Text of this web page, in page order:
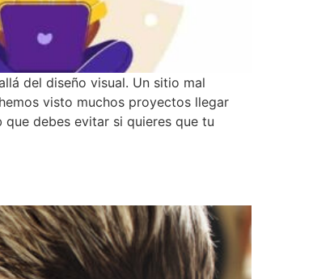
del diseño visual. Un sitio mal
visto muchos proyectos llegar
debes evitar si quieres que tu